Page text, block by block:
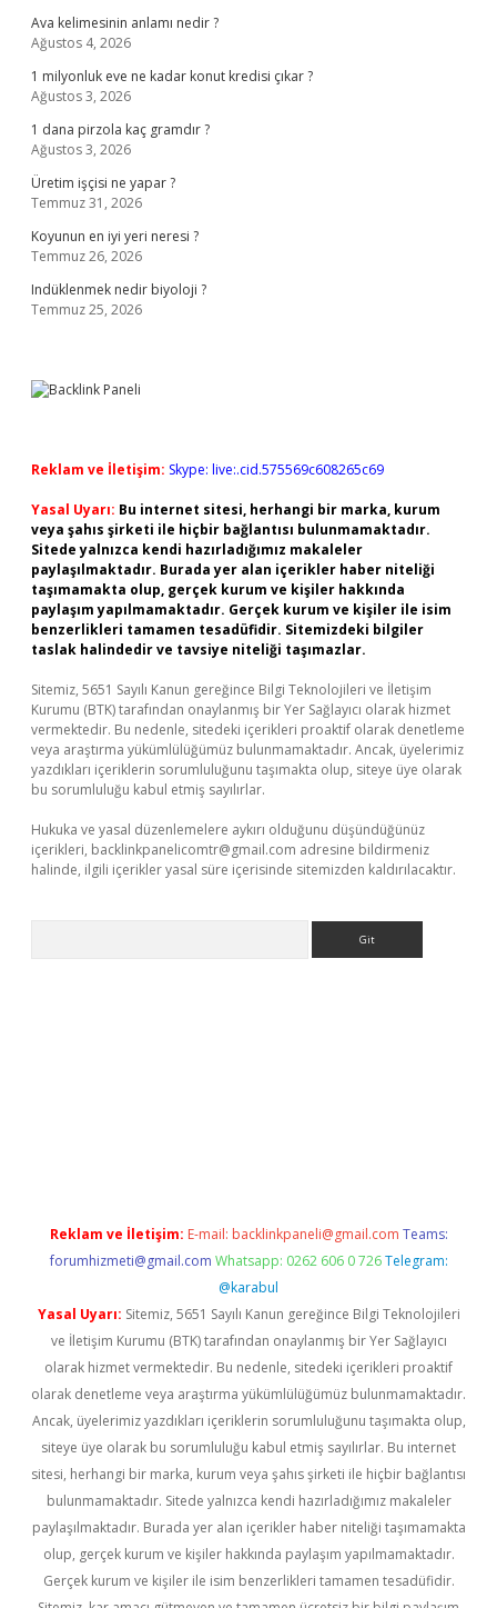
Ava kelimesinin anlamı nedir ?
Ağustos 4, 2026
1 milyonluk eve ne kadar konut kredisi çıkar ?
Ağustos 3, 2026
1 dana pirzola kaç gramdır ?
Ağustos 3, 2026
Üretim işçisi ne yapar ?
Temmuz 31, 2026
Koyunun en iyi yeri neresi ?
Temmuz 26, 2026
Indüklenmek nedir biyoloji ?
Temmuz 25, 2026
Reklam ve İletişim: Skype: live:.cid.575569c608265c69
Yasal Uyarı: Bu internet sitesi, herhangi bir marka, kurum
veya şahıs şirketi ile hiçbir bağlantısı bulunmamaktadır.
Sitede yalnızca kendi hazırladığımız makaleler
paylaşılmaktadır. Burada yer alan içerikler haber niteliği
taşımamakta olup, gerçek kurum ve kişiler hakkında
paylaşım yapılmamaktadır. Gerçek kurum ve kişiler ile isim
benzerlikleri tamamen tesadüfidir. Sitemizdeki bilgiler
taslak halindedir ve tavsiye niteliği taşımazlar.
Sitemiz, 5651 Sayılı Kanun gereğince Bilgi Teknolojileri ve İletişim
Kurumu (BTK) tarafından onaylanmış bir Yer Sağlayıcı olarak hizmet
vermektedir. Bu nedenle, sitedeki içerikleri proaktif olarak denetleme
veya araştırma yükümlülüğümüz bulunmamaktadır. Ancak, üyelerimiz
yazdıkları içeriklerin sorumluluğunu taşımakta olup, siteye üye olarak
bu sorumluluğu kabul etmiş sayılırlar.
Hukuka ve yasal düzenlemelere aykırı olduğunu düşündüğünüz
içerikleri, backlinkpanelicomtr@gmail.com adresine bildirmeniz
halinde, ilgili içerikler yasal süre içerisinde sitemizden kaldırılacaktır.
Reklam ve İletişim: E-mail: backlinkpaneli@gmail.com Teams:
forumhizmeti@gmail.com Whatsapp: 0262 606 0 726 Telegram:
@karabul
Yasal Uyarı: Sitemiz, 5651 Sayılı Kanun gereğince Bilgi Teknolojileri
ve İletişim Kurumu (BTK) tarafından onaylanmış bir Yer Sağlayıcı
olarak hizmet vermektedir. Bu nedenle, sitedeki içerikleri proaktif
olarak denetleme veya araştırma yükümlülüğümüz bulunmamaktadır.
Ancak, üyelerimiz yazdıkları içeriklerin sorumluluğunu taşımakta olup,
siteye üye olarak bu sorumluluğu kabul etmiş sayılırlar. Bu internet
sitesi, herhangi bir marka, kurum veya şahıs şirketi ile hiçbir bağlantısı
bulunmamaktadır. Sitede yalnızca kendi hazırladığımız makaleler
paylaşılmaktadır. Burada yer alan içerikler haber niteliği taşımamakta
olup, gerçek kurum ve kişiler hakkında paylaşım yapılmamaktadır.
Gerçek kurum ve kişiler ile isim benzerlikleri tamamen tesadüfidir.